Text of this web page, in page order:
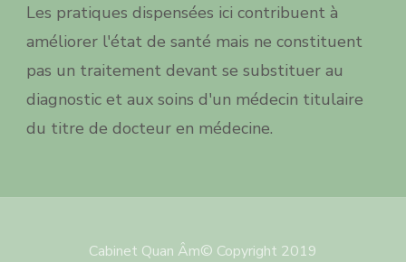
Les pratiques dispensées ici contribuent à
améliorer l'état de santé mais ne constituent
pas un traitement devant se substituer au
diagnostic et aux soins d'un médecin titulaire
du titre de docteur en médecine.
Cabinet Quan Âm© Copyright 2019